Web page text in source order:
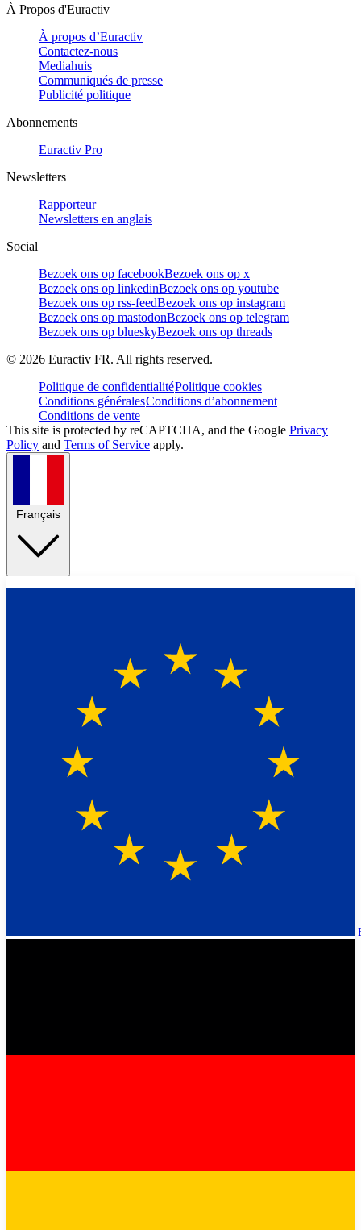
À Propos d'Euractiv
À propos d’Euractiv
Contactez-nous
Mediahuis
Communiqués de presse
Publicité politique
Abonnements
Euractiv Pro
Newsletters
Rapporteur
Newsletters en anglais
Social
Bezoek ons op facebookBezoek ons op x
Bezoek ons op linkedinBezoek ons op youtube
Bezoek ons op rss-feedBezoek ons op instagram
Bezoek ons op mastodonBezoek ons op telegram
Bezoek ons op blueskyBezoek ons op threads
© 2026 Euractiv FR. All rights reserved.
Politique de confidentialitéPolitique cookies
Conditions généralesConditions d’abonnement
Conditions de vente
This site is protected by reCAPTCHA, and the Google Privacy
Policy and Terms of Service apply.
Français